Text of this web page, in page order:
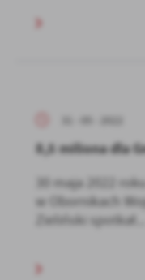
8,5 miliona dla
30 maja 2022
w Obornikach
Zieliński spotkał...